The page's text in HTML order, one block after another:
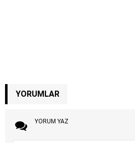
YORUMLAR
YORUM YAZ